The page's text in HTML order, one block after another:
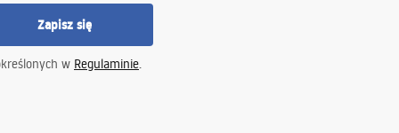
Zapisz się
w Regulaminie.